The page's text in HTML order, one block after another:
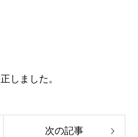
しました。
次の記事